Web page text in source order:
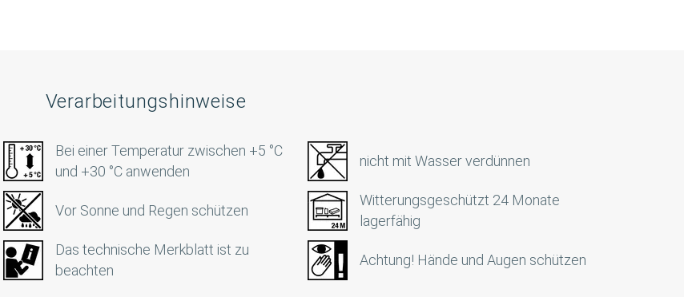
Verarbeitungshinweise
Bei einer Temperatur zwischen +5 °C
und +30 °C anwenden
nicht mit Wasser verdünnen
Vor Sonne und Regen schützen
Witterungsgeschützt 24 Monate
lagerfähig
Das technische Merkblatt ist zu
beachten
Achtung! Hände und Augen schützen